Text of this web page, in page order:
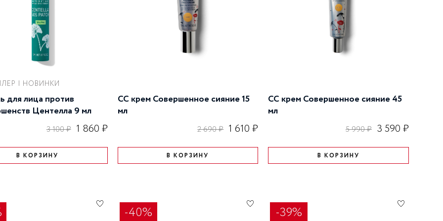
УВЛАЖНЕНИЕ КОЖИ
| НОВИНКИ
для лица против
Центелла 9 мл
3 100 ₽ 1 860 ₽
В КОРЗИНУ
CC крем Совершенное сияние 15
мл
2 690 ₽ 1 610 ₽
В КОРЗИНУ
CC крем Совершенное сияние 45
мл
5 990 ₽ 3 590 ₽
В КОРЗИНУ
-40% -39%